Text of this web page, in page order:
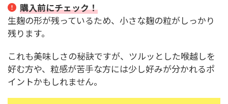
購入前にチェック！
生麹の形が残っているため、小さな麹の粒がしっかり
残ります。
これも美味しさの秘訣ですが、ツルッとした喉越しを
好む方や、粒感が苦手な方には少し好みが分かれるポ
イントかもしれません。